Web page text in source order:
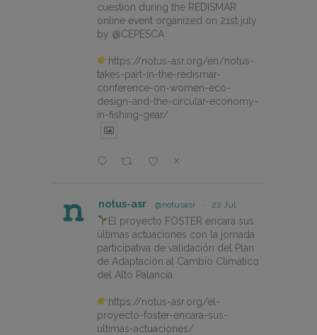
cuestion during the REDISMAR
online event organized on 21st july
by @CEPESCA
https://notus-asr.org/en/notus-
takes-part-in-the-redismar-
conference-on-women-eco-
design-and-the-circular-economy-
in-fishing-gear/
X
notus-asr @notusasr · 22 Jul
El proyecto FOSTER encara sus
últimas actuaciones con la jornada
participativa de validación del Plan
de Adaptación al Cambio Climático
del Alto Palancia.
https://notus-asr.org/el-
proyecto-foster-encara-sus-
ultimas-actuaciones/